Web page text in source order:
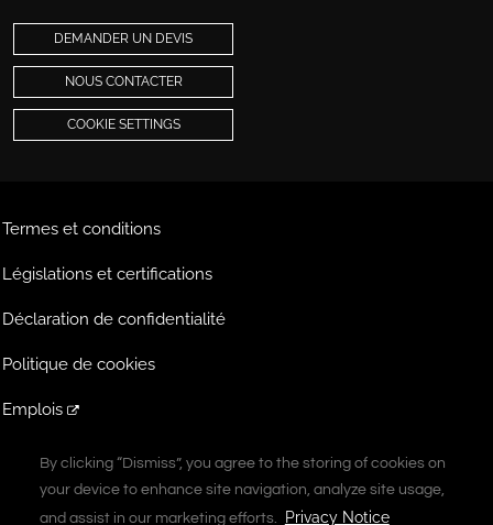
By clicking “Dismiss”, you agree to the storing of cookies on
your device to enhance site navigation, analyze site usage,
and assist in our marketing efforts.
Privacy Notice
By clicking “Dismiss”, you agree to the storing of cookies on
your device to enhance site navigation, analyze site usage,
and assist in our marketing efforts.
Privacy Notice
DEMANDER UN DEVIS
NOUS CONTACTER
COOKIE SETTINGS
Termes et conditions
Législations et certifications
Déclaration de confidentialité
Politique de cookies
Emplois
Extranet
A Vontier Company